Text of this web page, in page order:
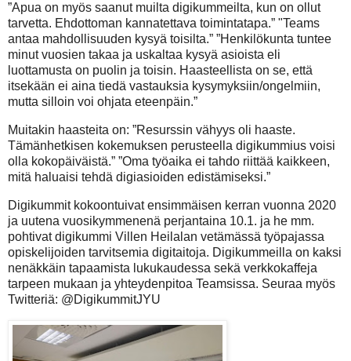
”Apua on myös saanut muilta digikummeilta, kun on ollut
tarvetta. Ehdottoman kannatettava toimintatapa.” "Teams
antaa mahdollisuuden kysyä toisilta.” ”Henkilökunta tuntee
minut vuosien takaa ja uskaltaa kysyä asioista eli
luottamusta on puolin ja toisin. Haasteellista on se, että
itsekään ei aina tiedä vastauksia kysymyksiin/ongelmiin,
mutta silloin voi ohjata eteenpäin.”
Muitakin haasteita on: ”Resurssin vähyys oli haaste.
Tämänhetkisen kokemuksen perusteella digikummius voisi
olla kokopäiväistä.” ”Oma työaika ei tahdo riittää kaikkeen,
mitä haluaisi tehdä digiasioiden edistämiseksi.”
Digikummit kokoontuivat ensimmäisen kerran vuonna 2020
ja uutena vuosikymmenenä perjantaina 10.1. ja he mm.
pohtivat digikummi Villen Heilalan vetämässä työpajassa
opiskelijoiden tarvitsemia digitaitoja. Digikummeilla on kaksi
nenäkkäin tapaamista lukukaudessa sekä verkkokaffeja
tarpeen mukaan ja yhteydenpitoa Teamsissa. Seuraa myös
Twitteriä: @DigikummitJYU